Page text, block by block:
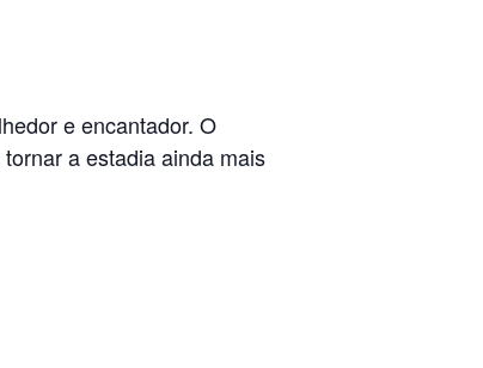
e encantador. O
a estadia ainda mais